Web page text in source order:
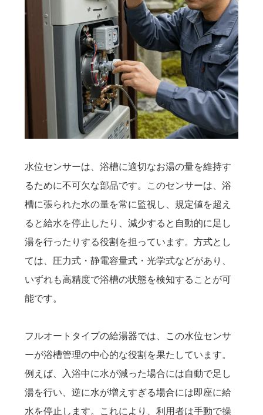
水位センサーは、浴槽に適切なお湯の量を維持す
るために不可欠な部品です。このセンサーは、浴
槽に張られた水の量を常に監視し、規定値を超え
ると給水を停止したり、減少すると自動的に足し
湯を行ったりする役割を担っています。方式とし
ては、圧力式・静電容量式・光学式などがあり、
いずれも高精度で浴槽の状態を検知することが可
能です。
フルオートタイプの給湯器では、この水位センサ
ーが浴槽管理の中心的な役割を果たしています。
例えば、入浴中に水が減った場合には自動で足し
湯を行い、逆に水が増えすぎる場合には即座に給
水を停止します。これにより、利用者は手動で操